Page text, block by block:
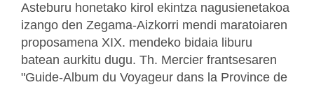
Asteburu honetako kirol ekintza nagusienetakoa
izango den Zegama-Aizkorri mendi maratoiaren
proposamena XIX. mendeko bidaia liburu
batean aurkitu dugu. Th. Mercier frantsesaren
"Guide-Album du Voyageur dans la Province de